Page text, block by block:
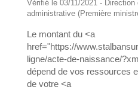
Vérifié le 03/11/2021 -
administrative (Première
Le montant du <a
href="https://
ligne/acte-de-naissance/
dépend de vos ressources
de votre <a